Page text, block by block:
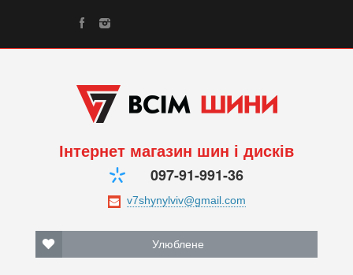
Інтернет магазин шин і дисків
097-91-991-36
Улюблене